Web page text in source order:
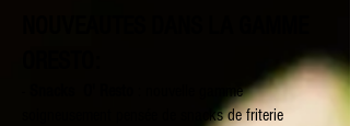
: nouvelle gamme
soigneusement pensée de snacks de friterie